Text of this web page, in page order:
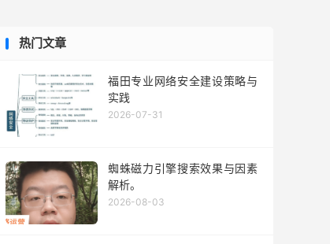
热门文章
福田专业网络安全建设策略与
实践
2026-07-31
蜘蛛磁力引擎搜索效果与因素
解析。
2026-08-03